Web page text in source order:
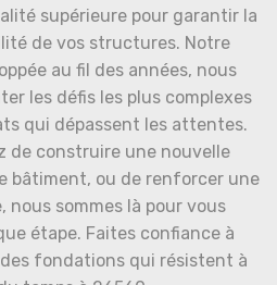
supérieure pour garantir la
de vos structures. Notre
au fil des années, nous
les défis les plus complexes
qui dépassent les attentes.
de construire une nouvelle
bâtiment, ou de renforcer une
sommes là pour vous
étape. Faites confiance à
fondations qui résistent à